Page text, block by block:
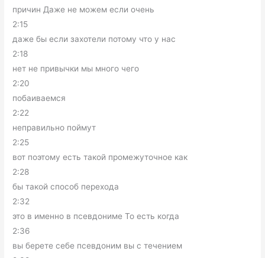
причин Даже не можем если очень
2:15
даже бы если захотели потому что у нас
2:18
нет не привычки мы много чего
2:20
побаиваемся
2:22
неправильно поймут
2:25
вот поэтому есть такой промежуточное как
2:28
бы такой способ перехода
2:32
это в именно в псевдониме То есть когда
2:36
вы берете себе псевдоним вы с течением